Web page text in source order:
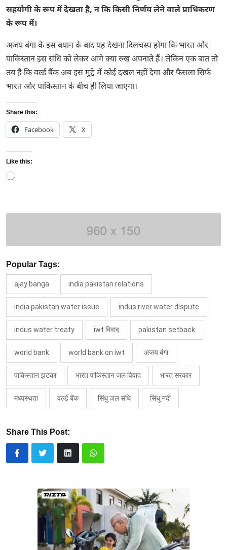
सहयोगी के रूप में देखता है, न कि किसी निर्णय लेने वाले प्राधिकरण
के रूप में।
अजय बंगा के इस बयान के बाद यह देखना दिलचस्प होगा कि भारत और
पाकिस्तान इस संधि को लेकर आगे क्या रुख अपनाते हैं। लेकिन एक बात तो
तय है कि वर्ल्ड बैंक अब इस मुद्दे में कोई दखल नहीं देगा और फैसला सिर्फ
भारत और पाकिस्तान के बीच ही लिया जाएगा।
Share this:
Facebook X
Like this:
Loading…
Popular Tags:
ajay banga india pakistan relations
india pakistan water issue indus river water dispute
indus water treaty iwt विवाद pakistan setback
world bank world bank on iwt अजय बंगा
पाकिस्तान झटका भारत पाकिस्तान जल विवाद भारत सरकार
मध्‍यस्‍थता वर्ल्ड बैंक सिंधु जल संधि सिंधु नदी
Share This Post: